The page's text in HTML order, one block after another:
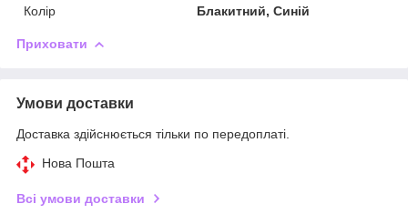
Колір
Блакитний, Синій
Приховати
Умови доставки
Доставка здійснюється тільки по передоплаті.
Нова Пошта
Всі умови доставки